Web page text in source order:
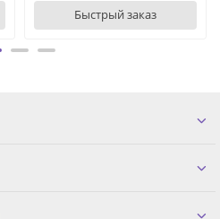
Быстрый заказ